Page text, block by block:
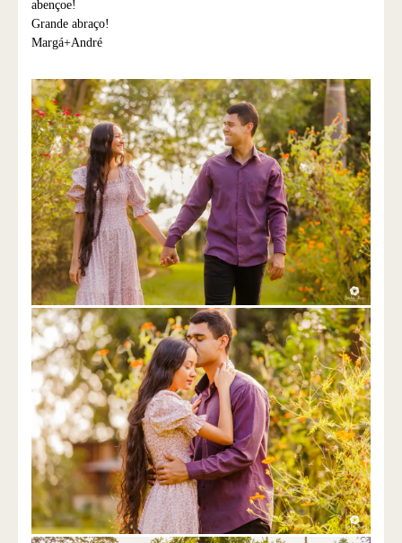
abençoe!
Grande abraço!
Margá+André